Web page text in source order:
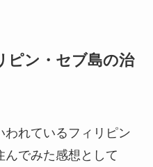
ピン・セブ島の治
れているフィリピン
でみた感想として